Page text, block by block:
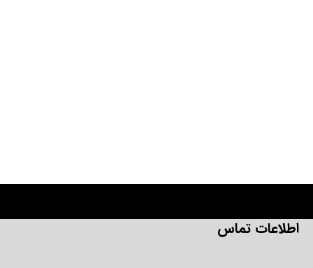
اطلاعات تماس